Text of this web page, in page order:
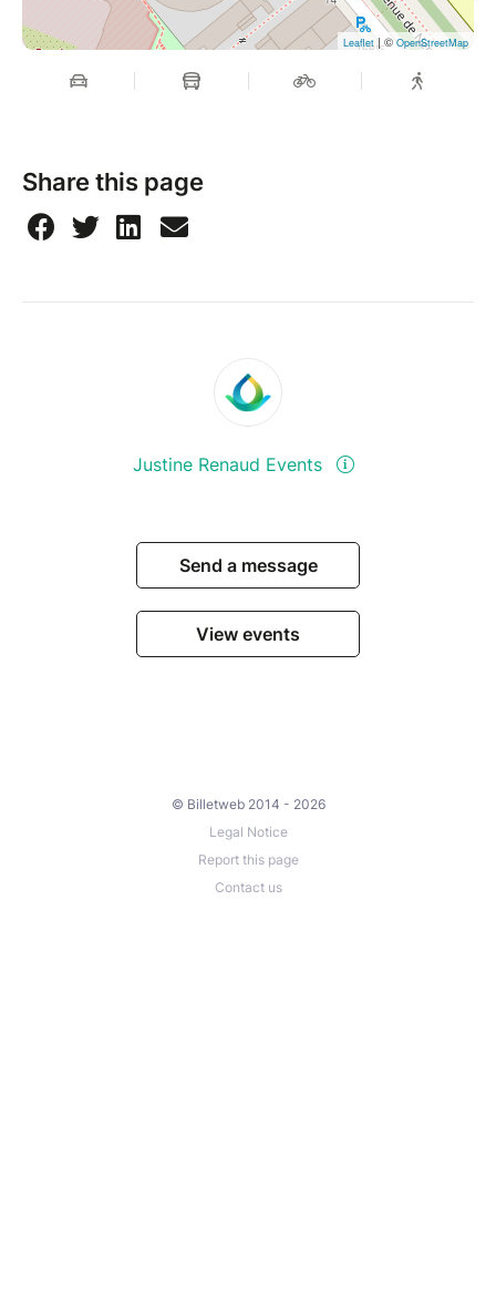
Leaflet| © OpenStreetMap
Share this page
Justine Renaud Events
Send a message
View events
© Billetweb 2014 - 2026
Legal Notice
Report this page
Contact us